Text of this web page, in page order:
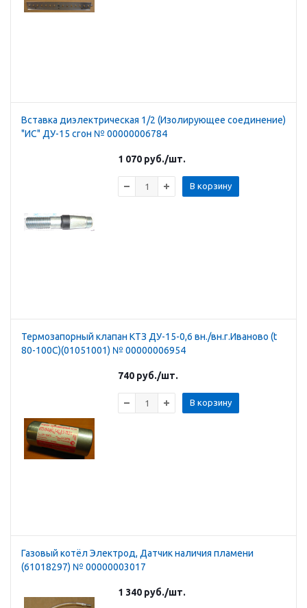
Вставка диэлектрическая 1/2 (Изолирующее соединение)
"ИС" ДУ-15 сгон № 00000006784
1 070 руб./шт.
В корзину
Термозапорный клапан КТЗ ДУ-15-0,6 вн./вн.г.Иваново (t
80-100C)(01051001) № 00000006954
740 руб./шт.
В корзину
Газовый котёл Электрод, Датчик наличия пламени
(61018297) № 00000003017
1 340 руб./шт.